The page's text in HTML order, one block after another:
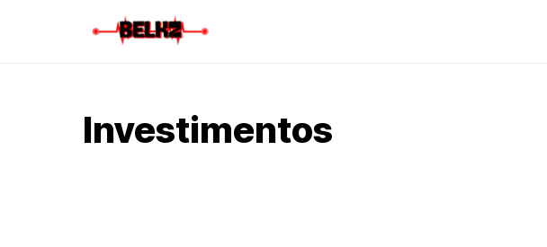
Investimentos